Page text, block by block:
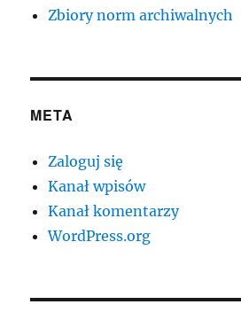
Zbiory norm archiwalnych
META
Zaloguj się
Kanał wpisów
Kanał komentarzy
WordPress.org